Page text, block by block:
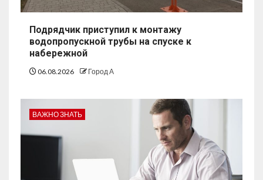
Подрядчик приступил к монтажу
водопропускной трубы на спуске к
набережной
06.08.2026 Город А
ВАЖНО ЗНАТЬ